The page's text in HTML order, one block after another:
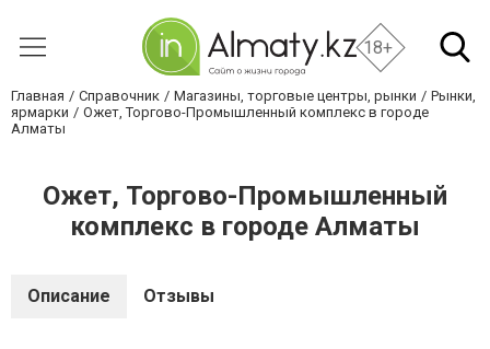
18+
Главная Справочник Магазины, торговые центры, рынки
Рынки,
ярмарки
Ожет, Торгово-Промышленный комплекс в городе
Алматы
Ожет, Торгово-Промышленный
комплекс в городе Алматы
Описание Отзывы